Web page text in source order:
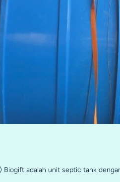
Biogift adalah unit septic tank